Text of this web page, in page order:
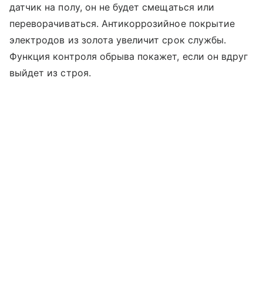
датчик на полу, он не будет смещаться или
переворачиваться. Антикоррозийное покрытие
электродов из золота увеличит срок службы.
Функция контроля обрыва покажет, если он вдруг
выйдет из строя.